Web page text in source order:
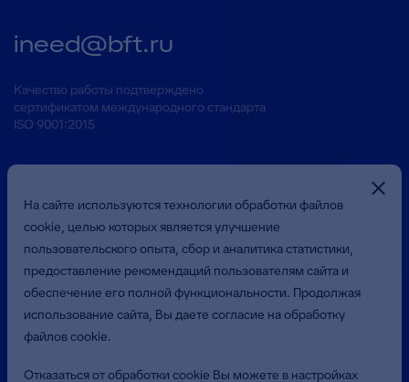
ineed@bft.ru
Качество работы подтверждено
сертификатом международного стандарта
ISO 9001:2015
Презентация о Компании
«Бюджетные и Финансовые Технологии»
На сайте используются технологии обработки файлов
cookie, целью которых является улучшение
пользовательского опыта, сбор и аналитика статистики,
предоставление рекомендаций пользователям сайта и
обеспечение его полной функциональности. Продолжая
использование сайта, Вы даете согласие на обработку
файлов cookie.
Отказаться от обработки cookie Вы можете в настройках